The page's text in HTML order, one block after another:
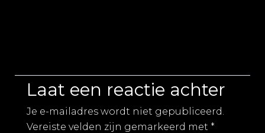
Laat een reactie achter
Je e-mailadres wordt niet gepubliceerd.
Vereiste velden zijn gemarkeerd met *